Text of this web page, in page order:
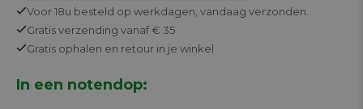
Voor 18u besteld op werkdagen, vandaag verzonden.
Gratisverzending vanaf € 35
Gratis ophalen en retour in je winkel
In een notendop: